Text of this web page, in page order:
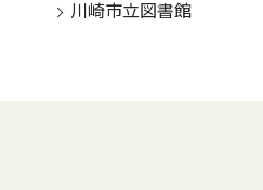
川崎市立図書館